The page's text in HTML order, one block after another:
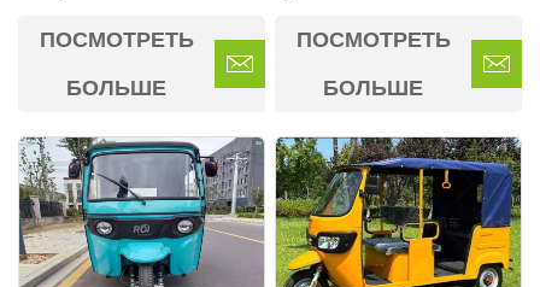
пассажирский
велосипед для
взрослых.
ПОСМОТРЕТЬ
БОЛЬШЕ
автомобиль на новых
источниках энергии
ПОСМОТРЕТЬ
БОЛЬШЕ